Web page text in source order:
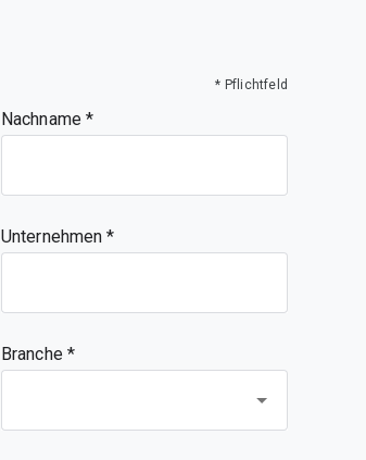
* Pflichtfeld
Nachname
Unternehmen
Branche *